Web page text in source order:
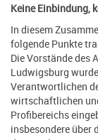
Keine Einbindung,
In diesem
folgende Punkte
Die Vorstände des
Ludwigsburg
Verantwortlichen
wirtschaftlichen
Profibereichs
insbesondere über